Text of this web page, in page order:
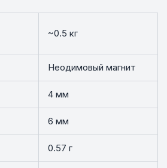
~0.5 кг
Неодимовый магнит
4 мм
6 мм
0.57 г